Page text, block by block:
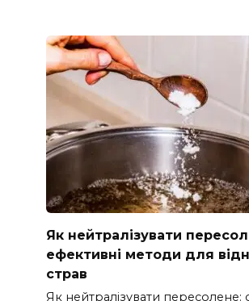
Як нейтралізувати
ефективні методи для
страв
Як нейтралізувати пересолене: